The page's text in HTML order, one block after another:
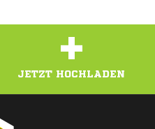
+
JETZT HOCHLADEN